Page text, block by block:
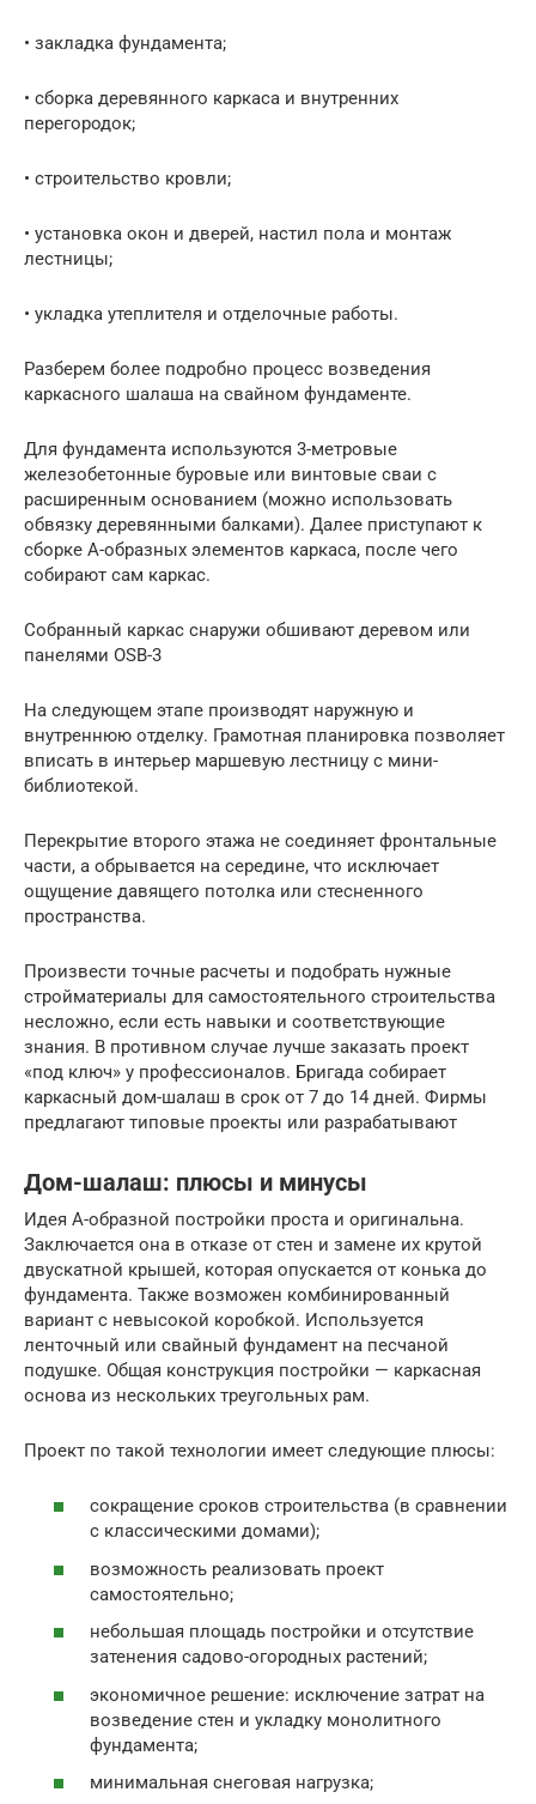
• закладка фундамента;
• сборка деревянного каркаса и внутренних
перегородок;
• строительство кровли;
• установка окон и дверей, настил пола и монтаж
лестницы;
• укладка утеплителя и отделочные работы.
Разберем более подробно процесс возведения
каркасного шалаша на свайном фундаменте.
Для фундамента используются 3-метровые
железобетонные буровые или винтовые сваи с
расширенным основанием (можно использовать
обвязку деревянными балками). Далее приступают к
сборке А-образных элементов каркаса, после чего
собирают сам каркас.
Собранный каркас снаружи обшивают деревом или
панелями OSB-3
На следующем этапе производят наружную и
внутреннюю отделку. Грамотная планировка позволяет
вписать в интерьер маршевую лестницу с мини-
библиотекой.
Перекрытие второго этажа не соединяет фронтальные
части, а обрывается на середине, что исключает
ощущение давящего потолка или стесненного
пространства.
Произвести точные расчеты и подобрать нужные
стройматериалы для самостоятельного строительства
несложно, если есть навыки и соответствующие
знания. В противном случае лучше заказать проект
«под ключ» у профессионалов. Бригада собирает
каркасный дом-шалаш в срок от 7 до 14 дней. Фирмы
предлагают типовые проекты или разрабатывают
Дом-шалаш: плюсы и минусы
Идея А-образной постройки проста и оригинальна.
Заключается она в отказе от стен и замене их крутой
двускатной крышей, которая опускается от конька до
фундамента. Также возможен комбинированный
вариант с невысокой коробкой. Используется
ленточный или свайный фундамент на песчаной
подушке. Общая конструкция постройки — каркасная
основа из нескольких треугольных рам.
Проект по такой технологии имеет следующие плюсы:
сокращение сроков строительства (в сравнении
с классическими домами);
возможность реализовать проект
самостоятельно;
небольшая площадь постройки и отсутствие
затенения садово-огородных растений;
экономичное решение: исключение затрат на
возведение стен и укладку монолитного
фундамента;
минимальная снеговая нагрузка;